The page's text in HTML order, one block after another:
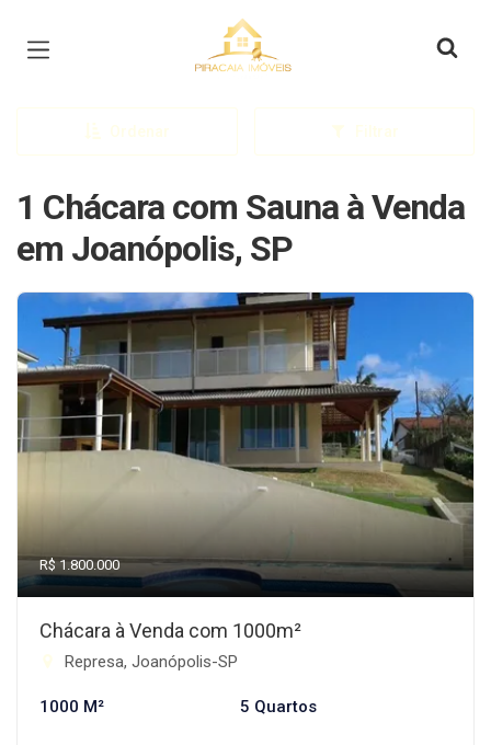
Página inicial
Ordenar Filtrar
1 Chácara com Sauna à Venda
em Joanópolis, SP
R$ 1.800.000
Chácara à Venda com 1000m²
Represa, Joanópolis-SP
1000 M² 5 Quartos